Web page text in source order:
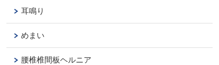
耳鳴り
めまい
腰椎椎間板ヘルニア